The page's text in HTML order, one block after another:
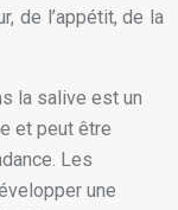
de l’appétit, de la
la salive est un
et peut être
Les
une